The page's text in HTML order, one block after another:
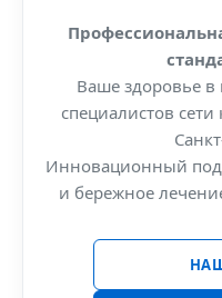
Ваше здоровье
специалистов
Инновационный
и бережное